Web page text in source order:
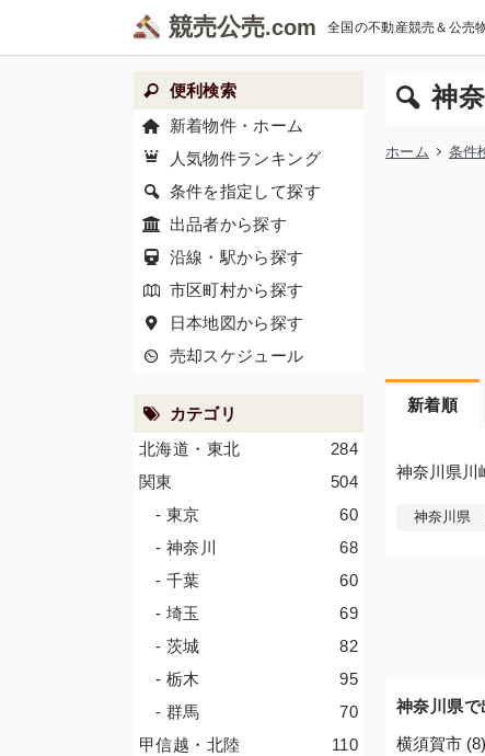
競売公売 全国の不動産競売＆公売
神
ホーム 条件
新着順
神奈川県川
神奈川県
神奈川県
横須賀市 (8)
便利検索
新着物件・ホーム
人気物件ランキング
条件を指定して探す
出品者から探す
沿線・駅から探す
市区町村から探す
日本地図から探す
売却スケジュール
カテゴリ
284
北海道・東北
504
関東
60
- 東京
68
- 神奈川
60
- 千葉
69
- 埼玉
82
- 茨城
95
- 栃木
70
- 群馬
110
甲信越・北陸